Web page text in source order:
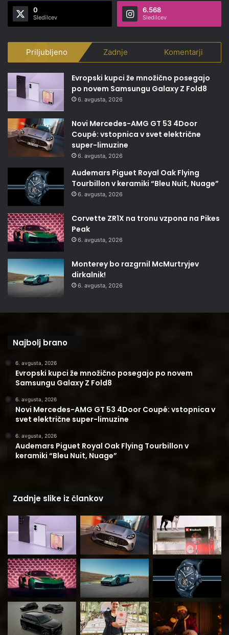
0
Sledilcev
6.568
Sledilcev
Priljubljeno Zadnje Komentarji
Evropski kupci že množično posegajo
po novem Samsungu Galaxy Z Fold8
6. avgusta, 2026
Novi Mercedes-AMG GT 53 4Door
Coupé: vstopnica v svet električne
super-limuzine
6. avgusta, 2026
Audemars Piguet Royal Oak Flying
Tourbillon v keramiki “Bleu Nuit, Nuage”
6. avgusta, 2026
Corvette ZR1X na tronu vzpona na Pikes
Peak
6. avgusta, 2026
Monterey bo razgrnil McMurtryjev
dirkalnik!
6. avgusta, 2026
Najbolj brano
6. avgusta, 2026
Evropski kupci že množično posegajo po novem
Samsungu Galaxy Z Fold8
6. avgusta, 2026
Novi Mercedes-AMG GT 53 4Door Coupé: vstopnica v
svet električne super-limuzine
6. avgusta, 2026
Audemars Piguet Royal Oak Flying Tourbillon v
keramiki “Bleu Nuit, Nuage”
Zadnje slike iz člankov